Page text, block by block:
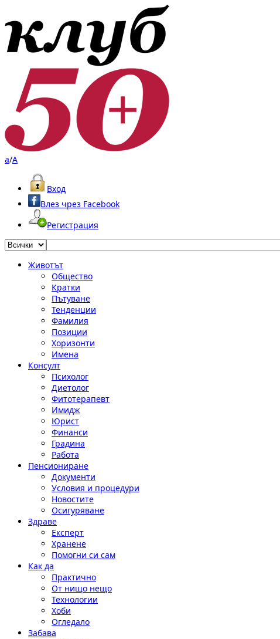
a/A
Вход
Влез чрез Facebook
Регистрация
Животът
Общество
Кратки
Пътуване
Тенденции
Фамилия
Позиции
Хоризонти
Имена
Консулт
Психолог
Диетолог
Фитотерапевт
Имидж
Юрист
Финанси
Градина
Работа
Пенсиониране
Документи
Условия и процедури
Новостите
Осигуряване
Здраве
Експерт
Хранене
Помогни си сам
Как да
Практично
От нищо нещо
Технологии
Хоби
Огледало
Забава